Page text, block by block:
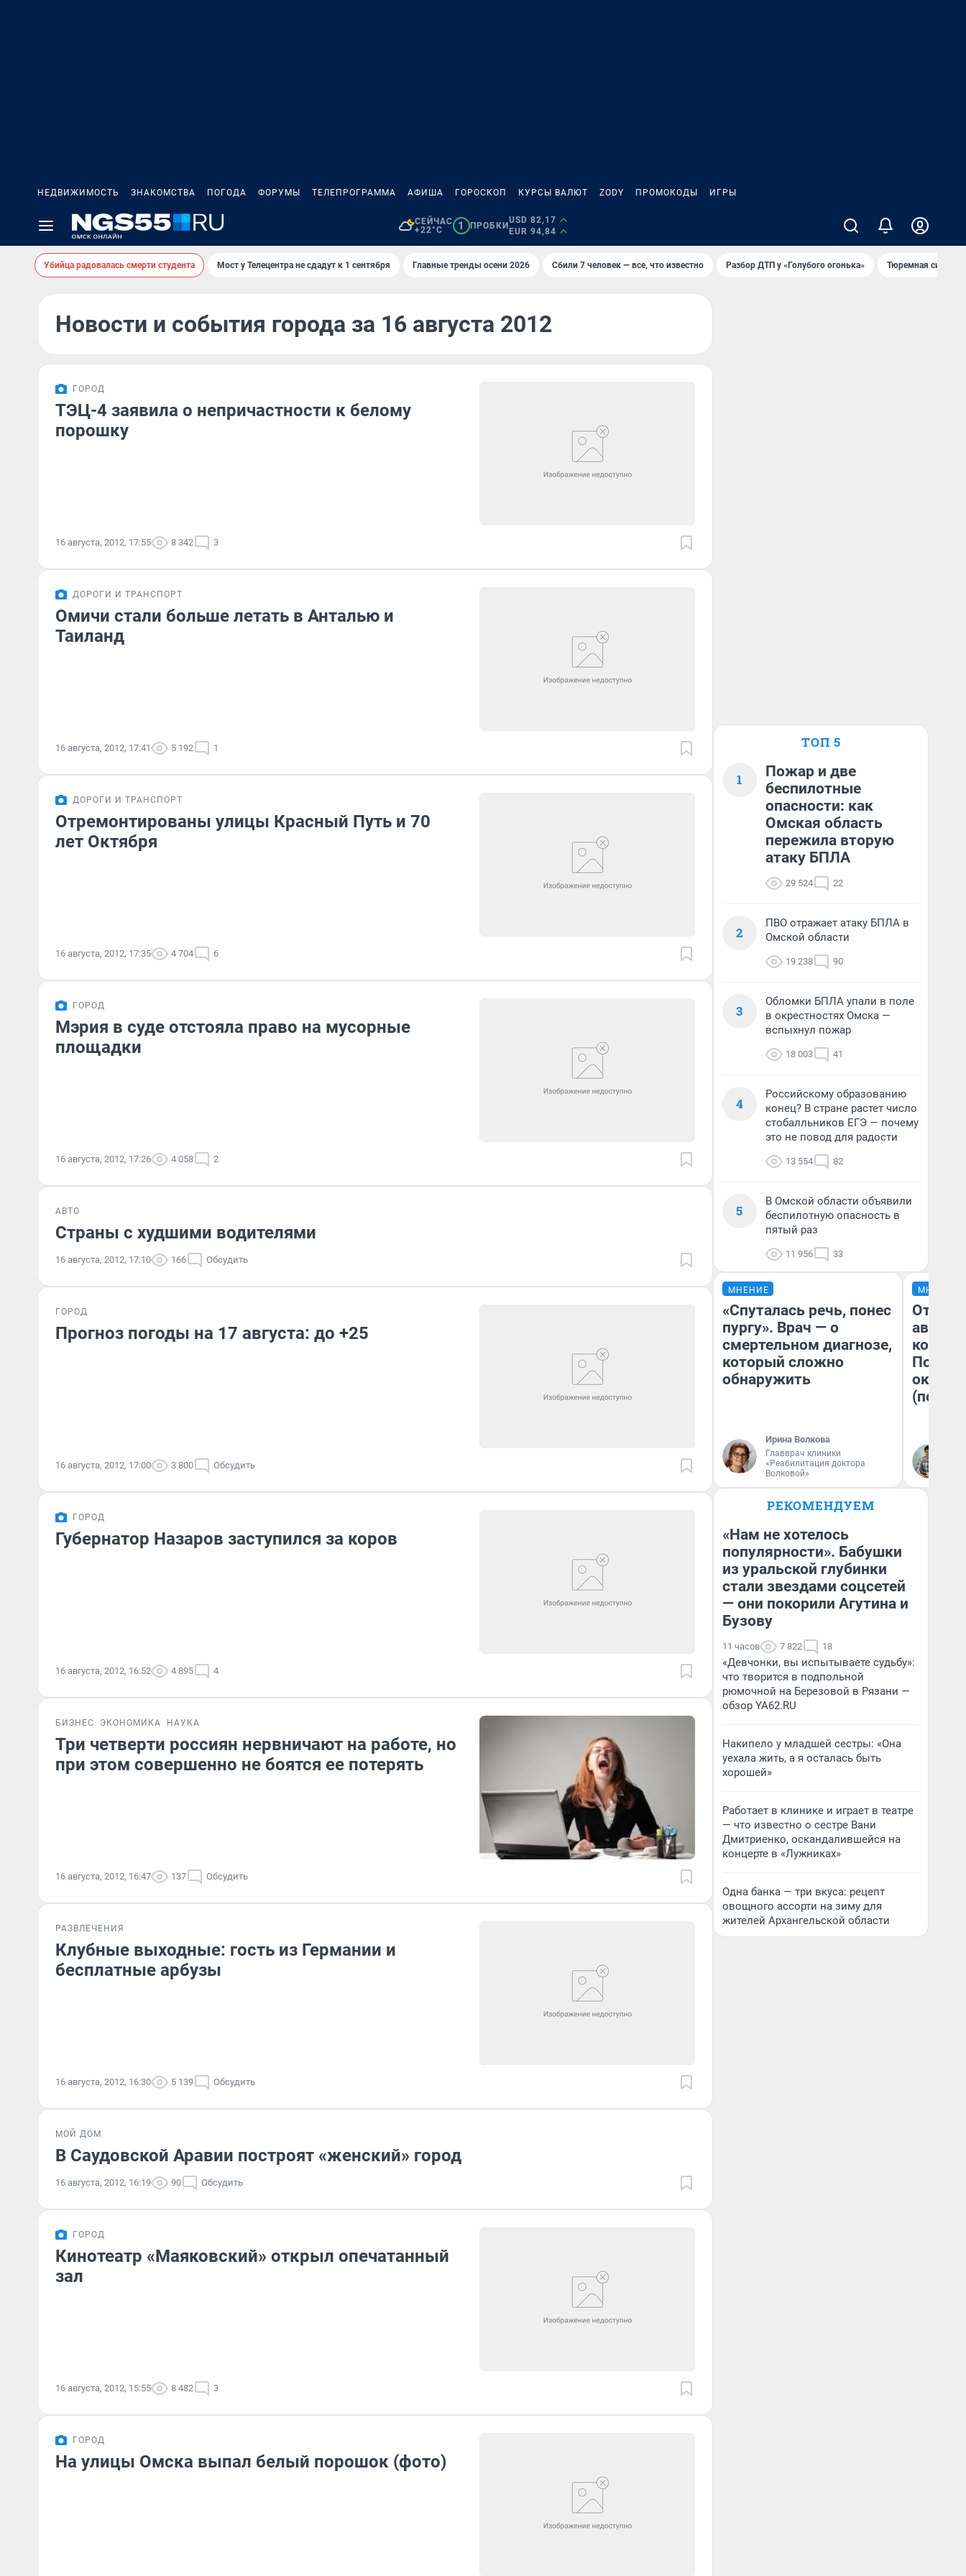
НЕДВИЖИМОСТЬ ЗНАКОМСТВА ПОГОДА ФОРУМЫ ТЕЛЕПРОГРАММА АФИША ГОРОСКОП КУРСЫ ВАЛЮТ ZODY ПРОМОКОДЫ ИГРЫ
СЕЙЧАС
+22°C
1 ПРОБКИ
USD 82,17
EUR 94,84
Убийца радовалась смерти студента Мост у Телецентра не сдадут к 1 сентября Главные тренды осени 2026 Сбили 7 человек — все, что известно Разбор ДТП у «Голубого огонька» Тюремная
Новости и события города за 16 августа 2012
ГОРОД
ТЭЦ-4 заявила о непричастности к белому
порошку
16 августа, 2012, 17:55 8 342 3
ДОРОГИ И ТРАНСПОРТ
Омичи стали больше летать в Анталью и
Таиланд
16 августа, 2012, 17:41 5 192 1
ДОРОГИ И ТРАНСПОРТ
Отремонтированы улицы Красный Путь и 70
лет Октября
16 августа, 2012, 17:35 4 704 6
ГОРОД
Мэрия в суде отстояла право на мусорные
площадки
16 августа, 2012, 17:26 4 058 2
АВТО
Страны с худшими водителями
16 августа, 2012, 17:10 166 Обсудить
ГОРОД
Прогноз погоды на 17 августа: до +25
16 августа, 2012, 17:00 3 800 Обсудить
ГОРОД
Губернатор Назаров заступился за коров
16 августа, 2012, 16:52 4 895 4
БИЗНЕС ЭКОНОМИКА НАУКА
Три четверти россиян нервничают на работе, но
при этом совершенно не боятся ее потерять
16 августа, 2012, 16:47 137 Обсудить
РАЗВЛЕЧЕНИЯ
Клубные выходные: гость из Германии и
бесплатные арбузы
16 августа, 2012, 16:30 5 139 Обсудить
МОЙ ДОМ
В Саудовской Аравии построят «женский» город
16 августа, 2012, 16:19 90 Обсудить
ГОРОД
Кинотеатр «Маяковский» открыл опечатанный
зал
16 августа, 2012, 15:55 8 482 3
ГОРОД
На улицы Омска выпал белый порошок (фото)
ТОП 5
1
Пожар и две
беспилотные
опасности: как
Омская область
пережила вторую
атаку БПЛА
29 524 22
2
ПВО отражает атаку БПЛА в
Омской области
19 238 90
3
Обломки БПЛА упали в поле
в окрестностях Омска —
вспыхнул пожар
18 003 41
4
Российскому образованию
конец? В стране растет число
стобалльников ЕГЭ — почему
это не повод для радости
13 554 82
5
В Омской области объявили
беспилотную опасность в
пятый раз
11 956 33
МНЕНИЕ
«Спуталась речь, понес
пургу». Врач — о
смертельном диагнозе,
который сложно
обнаружить
Ирина Волкова
Главврач клиники
«Реабилитация доктора
Волковой»
МНЕНИЕ
От
(почти
РЕКОМЕНДУЕМ
«Нам не хотелось
популярности». Бабушки
из уральской глубинки
стали звездами соцсетей
— они покорили Агутина и
Бузову
11 часов 7 822 18
«Девчонки, вы испытываете судьбу»:
что творится в подпольной
рюмочной на Березовой в Рязани —
обзор YA62.RU
Накипело у младшей сестры: «Она
уехала жить, а я осталась быть
хорошей»
Работает в клинике и играет в театре
— что известно о сестре Вани
Дмитриенко, оскандалившейся на
концерте в «Лужниках»
Одна банка — три вкуса: рецепт
овощного ассорти на зиму для
жителей Архангельской области